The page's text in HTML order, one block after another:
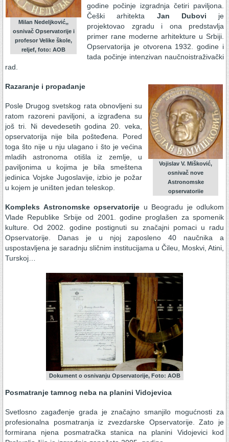
Milan Nedeljković,,
osnivač Opservatorije i
profesor Velike škole,
reljef, foto: AOB
godine počinje izgradnja četiri paviljona.
Češki arhitekta Jan Dubovi je
projektovao zgradu i ona predstavlja
primer rane moderne arhitekture u Srbiji.
Opservatorija je otvorena 1932. godine i
tada počinje intenzivan naučnoistraživački
rad.
Vojislav V. Mišković,
osnivač nove
Astronomske
opservatoriie
Razaranje i propadanje
Posle Drugog svetskog rata obnovljeni su
ratom razoreni paviljoni, a izgrađena su
još tri. Ni devedesetih godina 20. veka,
opservatorija nije bila pošteđena. Pored
toga što nije u nju ulagano i što je većina
mladih astronoma otišla iz zemlje, u
paviljonima u kojima je bila smeštena
jedinica Vojske Jugoslavije, izbio je požar
u kojem je uništen jedan teleskop.
Kompleks Astronomske opservatorije u Beogradu je odlukom
Vlade Republike Srbije od 2001. godine proglašen za spomenik
kulture. Od 2002. godine postignuti su značajni pomaci u radu
Opservatorije. Danas je u njoj zaposleno 40 naučnika a
uspostavljena je saradnju sličnim institucijama u Čileu, Moskvi, Atini,
Turskoj…
Dokument o osnivanju Opservatorije, Foto: AOB
Posmatranje tamnog neba na planini Vidojevica
Svetlosno zagađenje grada je značajno smanjilo mogućnosti za
profesionalna posmatranja iz zvezdarske Opservatorije. Zato je
formirana njena posmatračka stanica na planini Vidojevici kod